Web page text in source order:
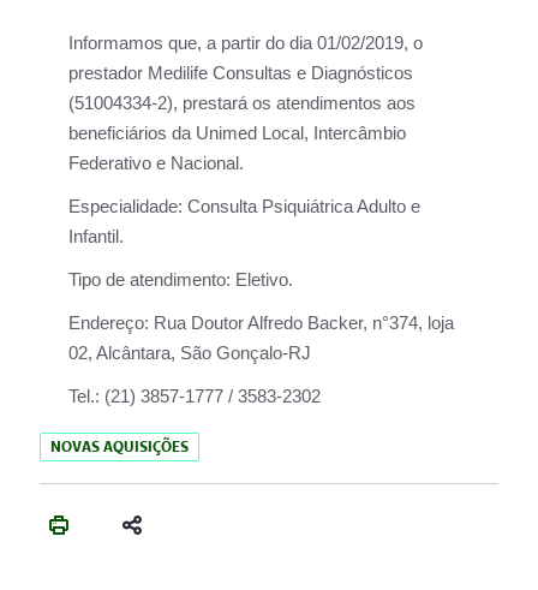
Informamos que, a partir do dia 01/02/2019, o
prestador Medilife Consultas e Diagnósticos
(51004334-2), prestará os atendimentos aos
beneficiários da Unimed Local, Intercâmbio
Federativo e Nacional.
Especialidade: Consulta Psiquiátrica Adulto e
Infantil.
Tipo de atendimento: Eletivo.
Endereço: Rua Doutor Alfredo Backer, n°374, loja
02, Alcântara, São Gonçalo-RJ
Tel.: (21) 3857-1777 / 3583-2302
NOVAS AQUISIÇÕES